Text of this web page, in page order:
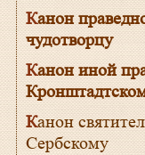
Канон праведному Иоанну Кронштадтскому
чудотворцу
Канон иной праведному Иоанну
Канон святителю Даниилу, архиепископу
Сербскому